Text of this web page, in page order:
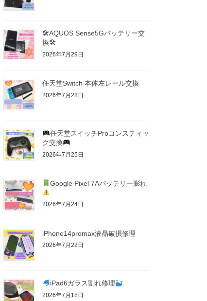
🛠AQUOS Sense5Gバッテリー交
換🛠
2026年7月29日
任天堂Switch 本体左レール交換
2026年7月28日
任天堂スイッチProコンスティッ
ク交換
2026年7月25日
Google Pixel 7Aバッテリー膨れ
2026年7月24日
iPhone14promax液晶破損修理
2026年7月22日
iPad6ガラス割れ修理
2026年7月18日